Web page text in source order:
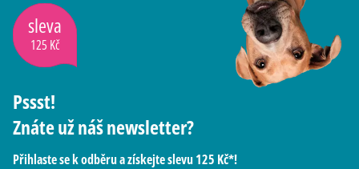
sleva
125 Kč
Pssst!
Znáte už náš newsletter?
Přihlaste se k odběru a získejte slevu 125 Kč*!